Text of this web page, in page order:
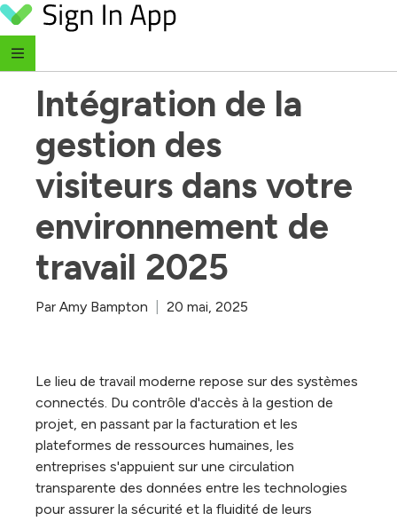
Skip to content
Intégration de la
gestion des
visiteurs dans votre
environnement de
travail 2025
Par Amy Bampton 20 mai, 2025
Le lieu de travail moderne repose sur des systèmes
connectés. Du contrôle d'accès à la gestion de
projet, en passant par la facturation et les
plateformes de ressources humaines, les
entreprises s'appuient sur une circulation
transparente des données entre les technologies
pour assurer la sécurité et la fluidité de leurs